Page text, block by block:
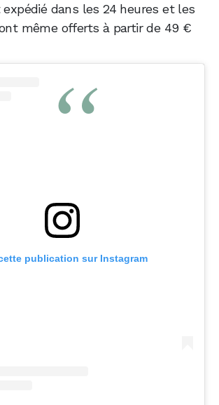
dans les 24 heures et les
même offerts à partir de 49 €
publication sur Instagram